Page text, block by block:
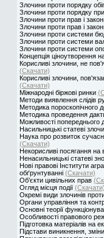
Злочини проти порядку
Злочини проти порядку
Злочини проти прав і
Злочини проти прав і
Злочини проти системи
Злочини проти системи
Злочини проти системи
Концепція ціноутворення
Корисливі злочини, не
(Скачати)
Корисливі злочини,
(Скачати)
Міжнародні біржові ринки
Методи виявлення слідів
Методика пороскопічного
Методика проведення
Можливості попереднього
Насильницькі статеві
Наука про розвиток
(Скачати)
Некорисливі посягання на
Ненасильницькі статеві
Нові правові Інститути
обґрунтуванні (Скачати)
Об’єкти цивільних прав
Огляд місця події (Скачати)
Окремі види злочинів проти
Органи управління та
Основні теорії
Особливості правового
Підготовка матеріалів на
Підстави виникнення,